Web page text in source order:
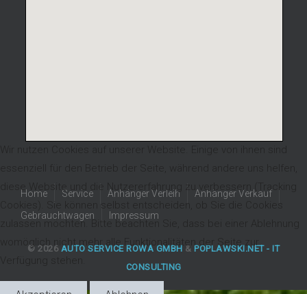
Home Service Anhänger Verleih
Anhänger Verkauf
Gebrauchtwagen
Impressum
© 2026 AUTO SERVICE ROWA GMBH & POPLAWSKI.NET - IT
CONSULTING
diese Website und die Nutzererfahrung zu verbessern (Tracking
Cookies). Sie können selbst entscheiden, ob Sie die Cookies
zulassen möchten. Bitte beachten Sie, dass bei einer Ablehnung
womöglich nicht mehr alle Funktionalitäten der Seite zur